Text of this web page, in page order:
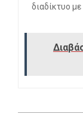
διαδίκτυο